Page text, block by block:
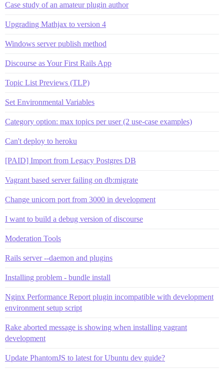
Case study of an amateur plugin author
Upgrading Mathjax to version 4
Windows server publish method
Discourse as Your First Rails App
Topic List Previews (TLP)
Set Environmental Variables
Category option: max topics per user (2 use-case examples)
Can't deploy to heroku
[PAID] Import from Legacy Postgres DB
Vagrant based server failing on db:migrate
Change unicorn port from 3000 in development
I want to build a debug version of discourse
Moderation Tools
Rails server --daemon and plugins
Installing problem - bundle install
Nginx Performance Report plugin incompatible with development
environment setup script
Rake aborted message is showing when installing vagrant
development
Update PhantomJS to latest for Ubuntu dev guide?